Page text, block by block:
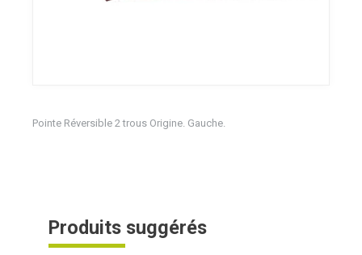
Pointe Réversible 2 trous Origine. Gauche.
Produits suggérés